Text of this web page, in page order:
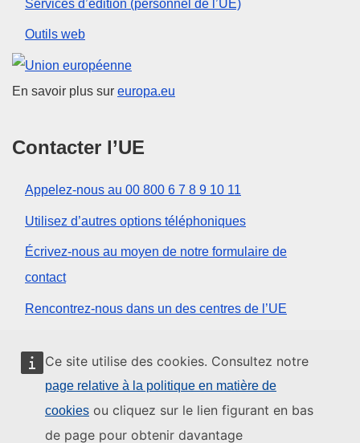
Ce site utilise des cookies. Consultez notre
page relative à la politique en matière de
cookies ou cliquez sur le lien figurant en bas
de page pour obtenir davantage
Services d’édition (personnel de l’UE)
Outils web
Union européenne
En savoir plus sur europa.eu
Contacter l’UE
Appelez-nous au 00 800 6 7 8 9 10 11
Utilisez d’autres options téléphoniques
Écrivez-nous au moyen de notre formulaire de
contact
Rencontrez-nous dans un des centres de l’UE
Réseaux sociaux